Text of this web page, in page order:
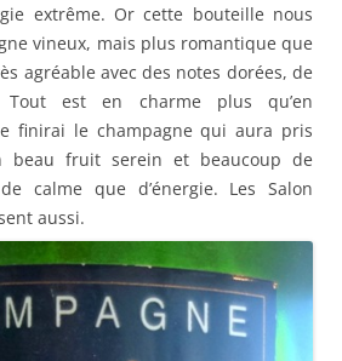
extrême. Or cette bouteille nous
vineux, mais plus romantique que
agréable avec des notes dorées, de
est en charme plus qu’en
finirai le champagne qui aura pris
beau fruit serein et beaucoup de
calme que d’énergie. Les Salon
aussi.